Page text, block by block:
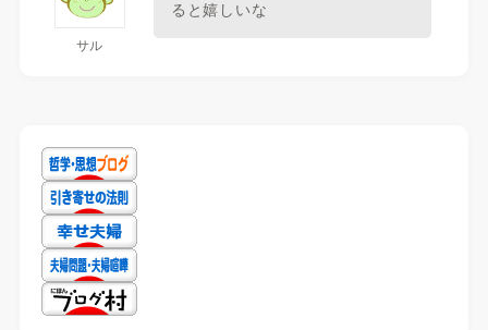
サル
ると嬉しいな